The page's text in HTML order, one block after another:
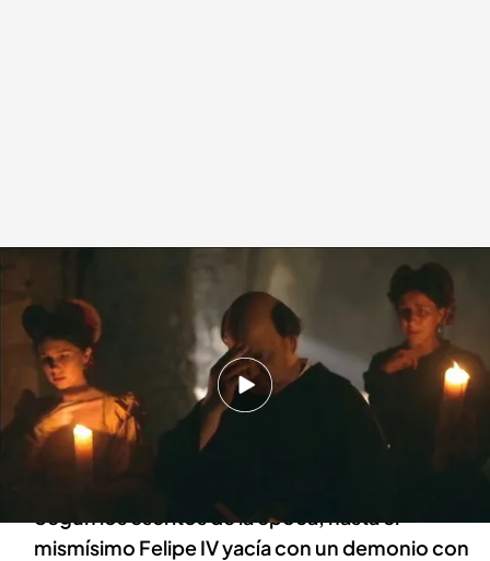
Cuarto Milenio
03 MAY 2021 - 00:03h.
Rescatamos la sección ‘Archivos de la
inquisición’ para recordar la figura de la
guipuzcoana Ana de Lezcano.
Según los escritos de la época, hasta el
mismísimo Felipe IV yacía con un demonio con